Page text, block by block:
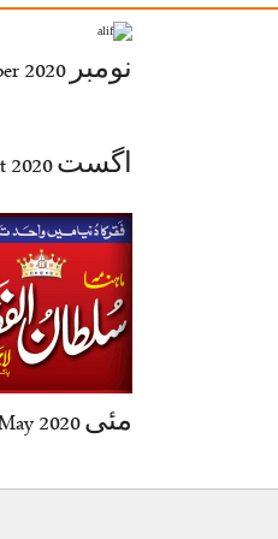
نومبر November 2020
اگست August 2020
مئی May 2020